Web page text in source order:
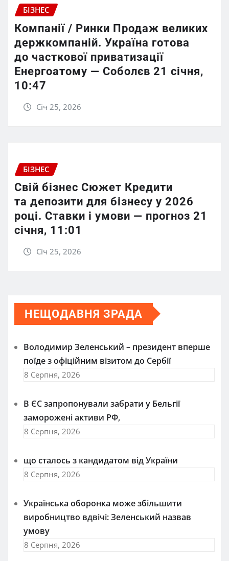
БІЗНЕС
Компанії / Ринки Продаж великих
держкомпаній. Україна готова
до часткової приватизації
Енергоатому — Соболєв 21 січня,
10:47
Січ 25, 2026
БІЗНЕС
Свій бізнес Сюжет Кредити
та депозити для бізнесу у 2026
році. Ставки і умови — прогноз 21
січня, 11:01
Січ 25, 2026
НЕЩОДАВНЯ ЗРАДА
Володимир Зеленський – президент вперше
поїде з офіційним візитом до Сербії
8 Серпня, 2026
В ЄС запропонували забрати у Бельгії
заморожені активи РФ,
8 Серпня, 2026
що сталось з кандидатом від України
8 Серпня, 2026
Українська оборонка може збільшити
виробництво вдвічі: Зеленський назвав
умову
8 Серпня, 2026